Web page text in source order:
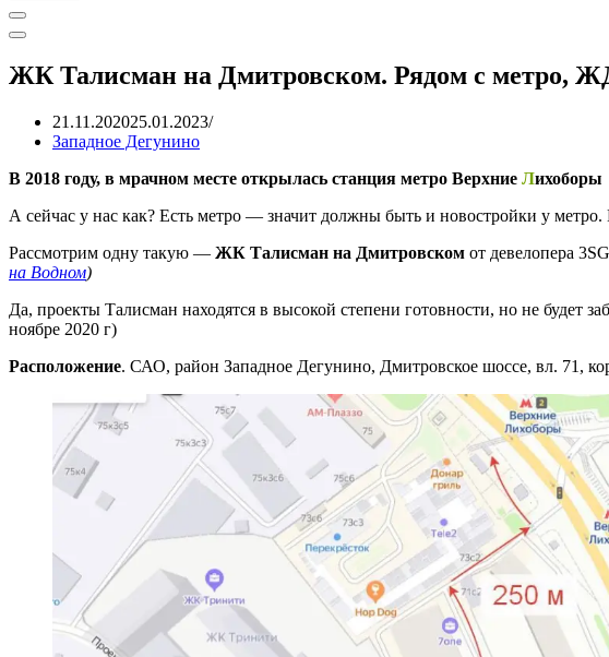
Меню
навигации
Меню
ЖК Талисман на Дмитровском. Рядом с метро,
21.11.202025.01.2023
Западное Дегунино
В 2018 году, в мрачном месте открылась станция метро Верхние Лихоборы
А сейчас у нас как? Есть метро — значит должны быть и новостройки у метро.
Рассмотрим одну такую — ЖК Талисман на Дмитровском от девелопера
на Водном)
Да, проекты Талисман находятся в высокой степени готовности, но не будет
ноябре 2020 г)
Расположение. САО, район Западное Дегунино, Дмитровское шоссе, вл. 71,